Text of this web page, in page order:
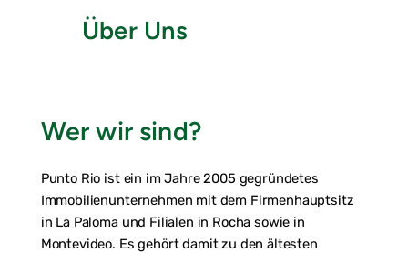
Über Uns
Wer wir sind?
Punto Rio ist ein im Jahre 2005 gegründetes
Immobilienunternehmen mit dem Firmenhauptsitz
in La Paloma und Filialen in Rocha sowie in
Montevideo. Es gehört damit zu den ältesten